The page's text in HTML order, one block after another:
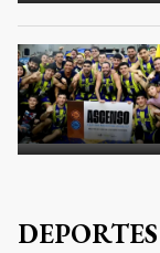
DEPORTES